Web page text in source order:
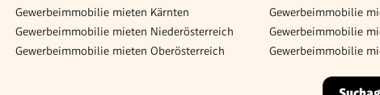
Gewerbeimmobilie mieten Kärnten
Gewerbeimmobilie mieten Niederösterreich
Gewerbeimmobilie mieten Oberösterreich
Gewerbeimmobilie
Gewerbeimmobilie
Gewerbeimmobilie